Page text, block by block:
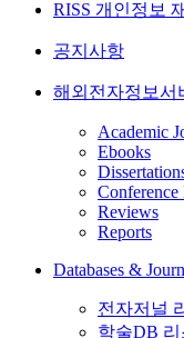
RISS 개인정보
공지사항
해외전자정보서
Academic
Ebooks
Conference
Reviews
Reports
Databases &
전자저널
학술DB 리